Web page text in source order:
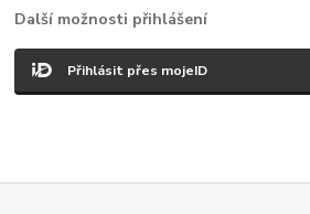
Další možnosti přihlášení
Přihlásit přes mojeID